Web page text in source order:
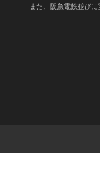
また、阪急電鉄並び